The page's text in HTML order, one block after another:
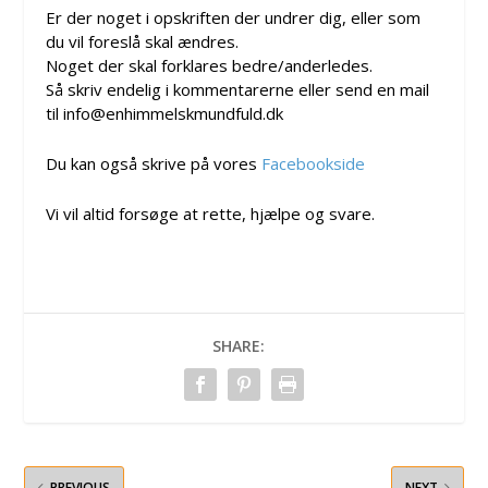
Er der noget i opskriften der undrer dig, eller som
du vil foreslå skal ændres.
Noget der skal forklares bedre/anderledes.
Så skriv endelig i kommentarerne eller send en mail
til info@enhimmelskmundfuld.dk
Du kan også skrive på vores Facebookside
Vi vil altid forsøge at rette, hjælpe og svare.
SHARE: